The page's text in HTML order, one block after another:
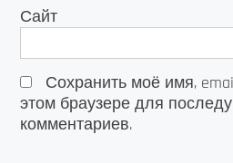
Сайт
Сохранить моё имя,
этом браузере для
комментариев.